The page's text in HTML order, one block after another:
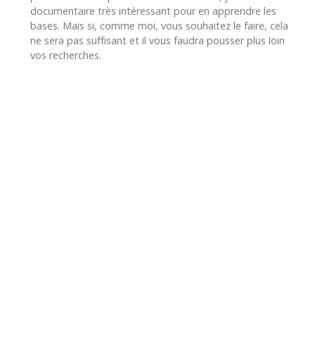
documentaire très intéressant pour en apprendre les
bases. Mais si, comme moi, vous souhaitez le faire, cela
ne sera pas suffisant et il vous faudra pousser plus loin
vos recherches.